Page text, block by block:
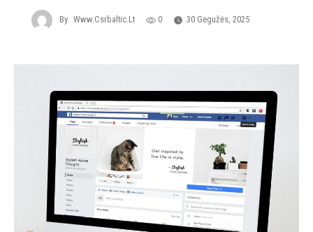
By Www.csrbaltic.lt 0 30 Gegužės, 2025